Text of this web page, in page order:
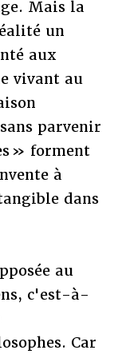
Mais la
un
aux
vivant au
parvenir
» forment
à
dans
au
c'est-à-
Car